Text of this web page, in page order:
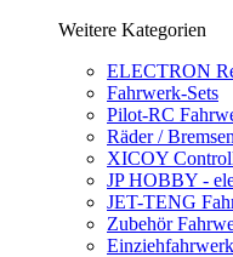
Weitere Kategorien
ELECTRON
Fahrwerk-Sets
Pilot-RC
Räder /
XICOY
JP HOBBY -
JET-TENG
Zubehör